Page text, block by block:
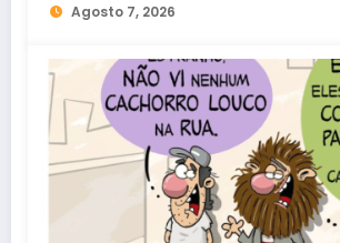
Agosto 7, 2026